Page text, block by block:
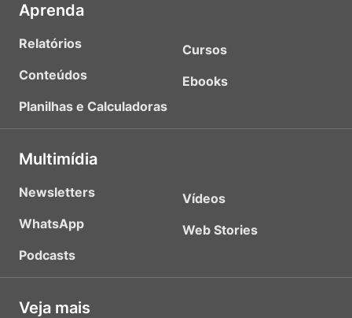
Aprenda
Relatórios
Conteúdos
Planilhas e Calculadoras
Cursos
Ebooks
Multimídia
Newsletters
WhatsApp
Podcasts
Vídeos
Web Stories
Veja mais